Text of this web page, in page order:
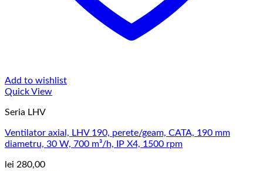
Add to wishlist
Quick View
Seria LHV
Ventilator axial, LHV 190, perete/geam, CATA, 190 mm
diametru, 30 W, 700 m³/h, IP X4, 1500 rpm
lei 280,00